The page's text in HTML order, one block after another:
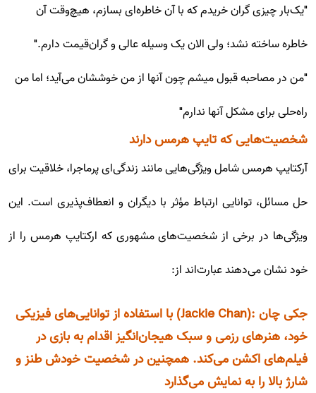
"یک‌بار چیزی گران خریدم که با آن خاطره‌ای بسازم، هیچ‌وقت آن
خاطره ساخته نشد؛ ولی الان یک وسیله عالی و گران‌قیمت دارم."
"من در مصاحبه قبول میشم چون آنها از من خوششان می‌آید؛ اما من
راه‌حلی برای مشکل آنها ندارم"
شخصیت‌هایی که تایپ هرمس دارند
آرکتایپ هرمس شامل ویژگی‌هایی مانند زندگی‌ای پرماجرا، خلاقیت برای
حل مسائل، توانایی ارتباط مؤثر با دیگران و انعطاف‌پذیری است. این
ویژگی‌ها در برخی از شخصیت‌های مشهوری که ارکتایپ هرمس را از
خود نشان می‌دهند عبارت‌اند از:
جکی چان (Jackie Chan): با استفاده از توانایی‌های فیزیکی
خود، هنرهای رزمی و سبک هیجان‌انگیز اقدام به بازی در
فیلم‌های اکشن می‌کند. همچنین در شخصیت خودش طنز و
شارژ بالا را به نمایش می‌گذارد